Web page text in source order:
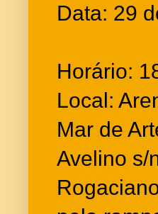
Data: 29
Horário:
Local:
Mar de
Avelino s/